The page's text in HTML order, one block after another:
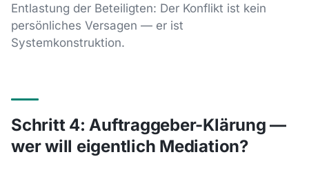
Entlastung der Beteiligten: Der Konflikt ist kein
persönliches Versagen — er ist
Systemkonstruktion.
Schritt 4: Auftraggeber-Klärung —
wer will eigentlich Mediation?